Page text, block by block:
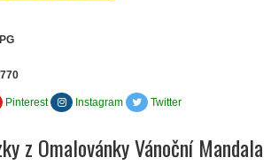
Pinterest Instagram Twitter
z Omalovánky Vánoční Mandala